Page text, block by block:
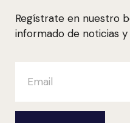
Regístrate en nuestro
informado de noticias y